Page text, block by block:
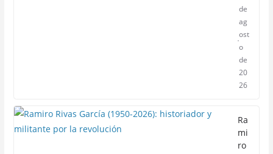
de
ag
ost
o
de
20
26
Ra
mi
ro